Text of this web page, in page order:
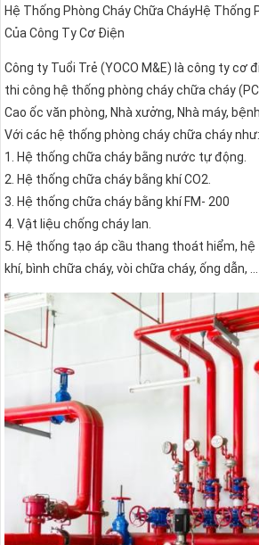
Hệ Thống Phòng Cháy Chữa CháyHệ Thống
Của Công Ty Cơ Điện
Công ty Tuổi Trẻ (YOCO M&E) là công ty cơ
thi công hệ thống phòng cháy chữa cháy
Cao ốc văn phòng, Nhà xưởng, Nhà máy,
Với các hệ thống phòng cháy chữa cháy như:
1. Hệ thống chữa cháy bằng nước tự động.
2. Hệ thống chữa cháy bằng khí CO2.
3. Hệ thống chữa cháy bằng khí FM- 200
4. Vật liệu chống cháy lan.
5. Hệ thống tạo áp cầu thang thoát hiểm,
khí, bình chữa cháy, vòi chữa cháy, ống dẫn, …